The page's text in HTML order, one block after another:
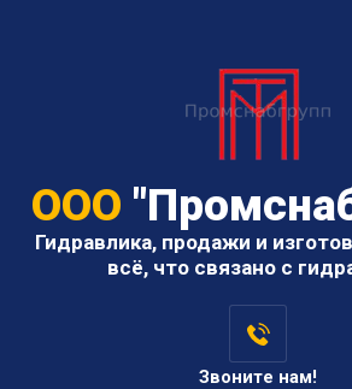
ООО
Гидравлика, продажи и
всё, что связано с
Звоните нам!